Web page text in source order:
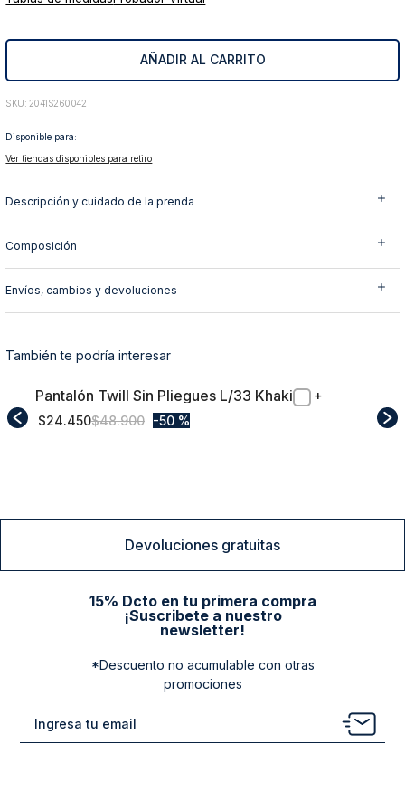
AÑADIR AL CARRITO
: 2041S260042
Disponible para:
Ver tiendas disponibles para retiro
Descripción y cuidado de la prenda
Composición
Envíos, cambios y devoluciones
También te podría interesar
54
Pantalón Twill Sin Pliegues L/33 Khaki
$24.450$48.900 50 %
Devoluciones gratuitas
15% Dcto en tu primera compra
¡Suscribete a nuestro
newsletter!
*Descuento no acumulable con otras
promociones